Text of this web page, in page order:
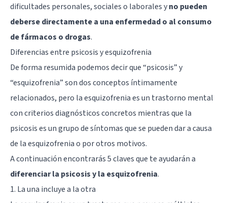
dificultades personales, sociales o laborales yno pueden
deberse directamente a una enfermedad o al consumo
de fármacos o drogas.
Diferencias entre psicosis y esquizofrenia
De forma resumida podemos decir que “psicosis” y
“esquizofrenia” son dos conceptos íntimamente
relacionados, pero la esquizofrenia es un trastorno mental
con criterios diagnósticos concretos mientras que la
psicosis es un grupo de síntomas que se pueden dar a causa
de la esquizofrenia o por otros motivos.
A continuación encontrarás 5 claves que te ayudarán a
diferenciar la psicosis y la esquizofrenia.
1. La una incluye a la otra